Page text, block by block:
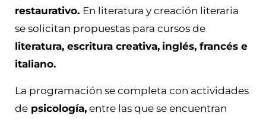
restaurativo. En literatura y creación literaria
se solicitan propuestas para cursos de
literatura, escritura creativa, inglés, francés e
italiano.
La programación se completa con actividades
de psicología, entre las que se encuentran